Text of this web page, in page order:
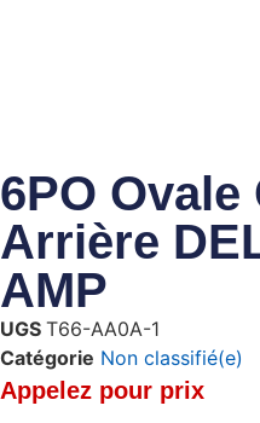
6PO
Arrière
AMP
UGS T66-AA0A-1
Catégorie Non classifié(e)
Appelez pour prix